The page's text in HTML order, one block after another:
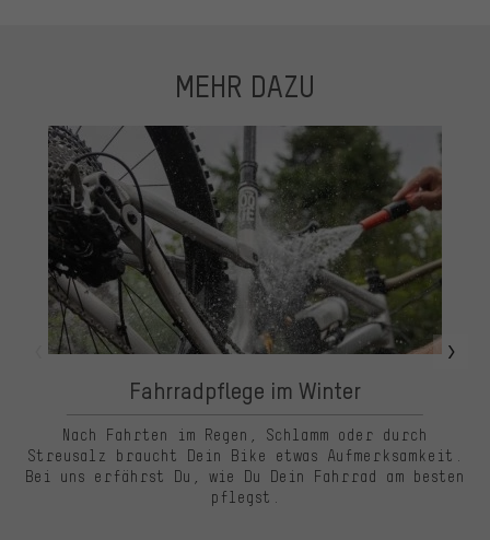
MEHR DAZU
Fahrradpflege im Winter
Nach Fahrten im Regen, Schlamm oder durch
Streusalz braucht Dein Bike etwas Aufmerksamkeit.
Bei uns erfährst Du, wie Du Dein Fahrrad am besten
pflegst.